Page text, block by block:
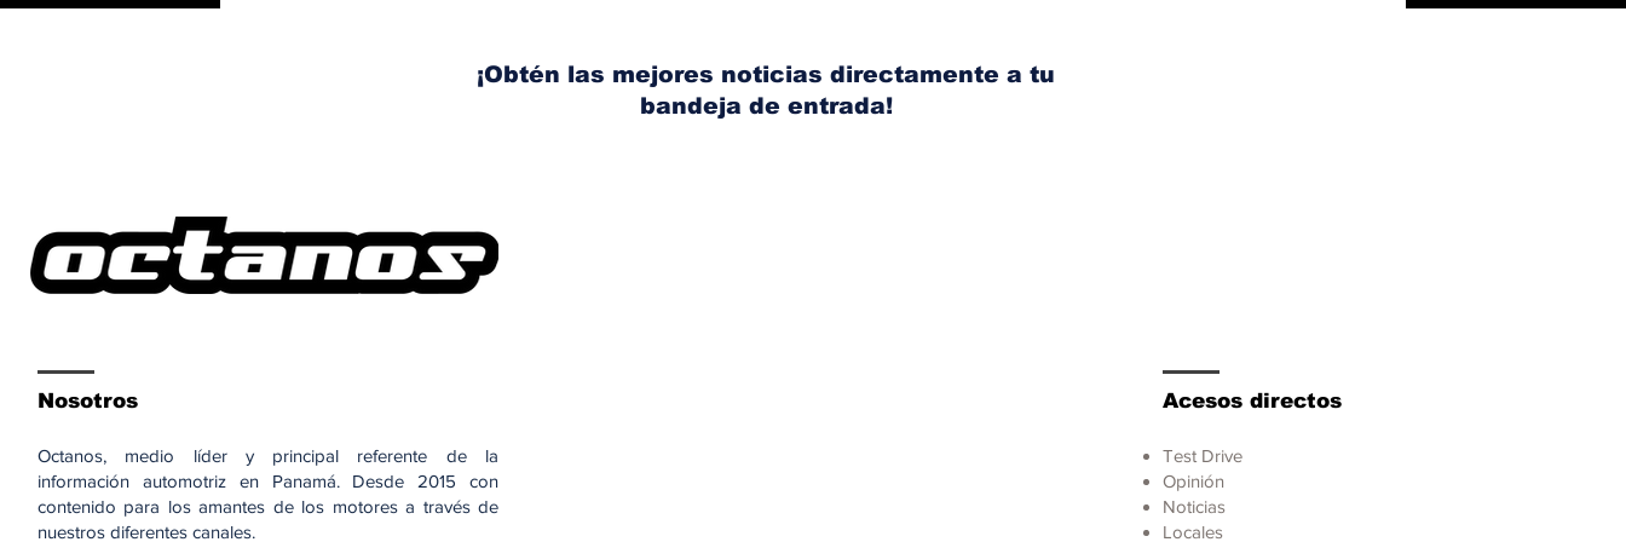
combustibles
¡Obtén las mejores noticias directamente a tu
bandeja de entrada!
Nosotros
Octanos, medio líder y principal referente de la
información automotriz en Panamá. Desde 2015 con
contenido para los amantes de los motores a través de
nuestros diferentes canales.
Acesos directos
Test Drive
Opinión
Noticias
Locales